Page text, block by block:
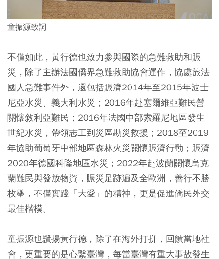
童振源致詞
不僅如此，黃行德也致力參與國際的急難救助和賑
災，除了主辦法國僑界急難救助協會運作，協處旅法
國人急難事件外，還包括賑濟2014年至2015年波士
尼亞水災、義大利水災；2016年赴塞爾維亞難民營
關懷敘利亞難民；2016年法國中部索羅尼地區發生
世紀水災，帶領志工到災區勘災救援；2018至2019
年協助葡萄牙中部地區森林火災關懷賑濟行動；賑濟
2020年德國科隆地區水災；2022年赴波蘭關懷烏克
蘭難民與發放物資，賑災足跡遍及全歐洲，善行不勝
枚舉，不僅實踐「大愛」的精神，更是促進僑民外交
最佳楷模。
童振源也讚揚黃行德，除了在海外打拼，回饋當地社
會，更重要的是心繫臺灣，每當臺灣有重大事故發生